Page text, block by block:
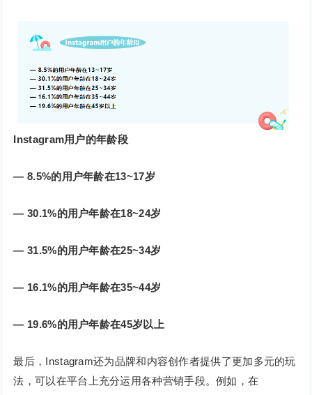
Instagram用户的年龄段
— 8.5%的用户年龄在13~17岁
— 30.1%的用户年龄在18~24岁
— 31.5%的用户年龄在25~34岁
— 16.1%的用户年龄在35~44岁
— 19.6%的用户年龄在45岁以上
最后，Instagram还为品牌和内容创作者提供了更加多元的玩
法，可以在平台上充分运用各种营销手段。例如，在